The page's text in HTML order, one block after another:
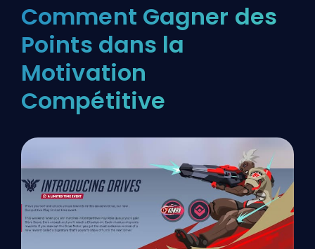
Comment Gagner des
Points dans la
Motivation
Compétitive